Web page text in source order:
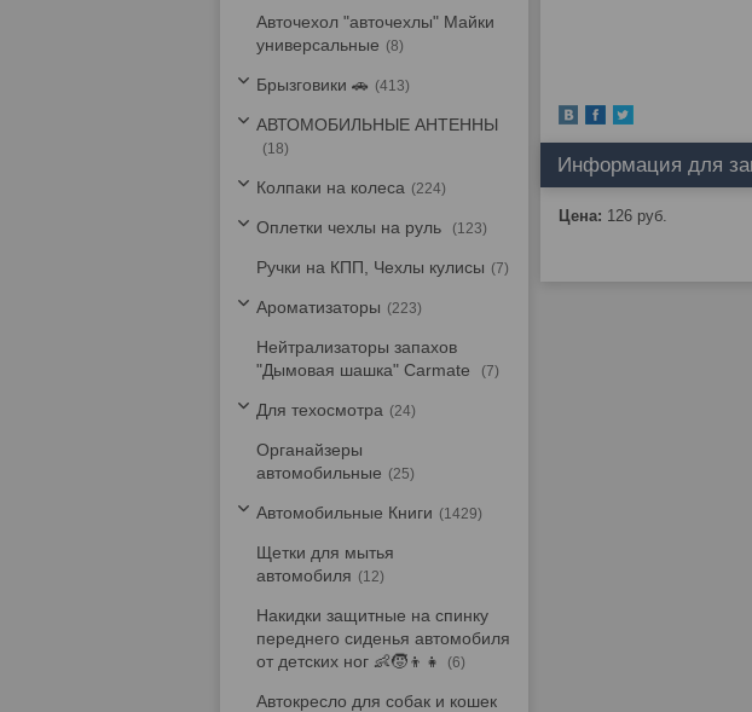
Информация для
Цена: 126 руб.
Авточехол "авточехлы" Майки
универсальные
8
Брызговики 🚗 413
АВТОМОБИЛЬНЫЕ АНТЕННЫ
18
Колпаки на колеса 224
Оплетки чехлы на руль 123
Ручки на КПП, Чехлы кулисы 7
Ароматизаторы 223
Нейтрализаторы запахов
"Дымовая шашка" Carmate
7
Для техосмотра 24
Органайзеры
автомобильные
25
Автомобильные Книги 1429
Щетки для мытья
автомобиля
12
Накидки защитные на спинку
переднего сиденья автомобиля
от детских ног 👶🧒👦👧
6
Автокресло для собак и кошек